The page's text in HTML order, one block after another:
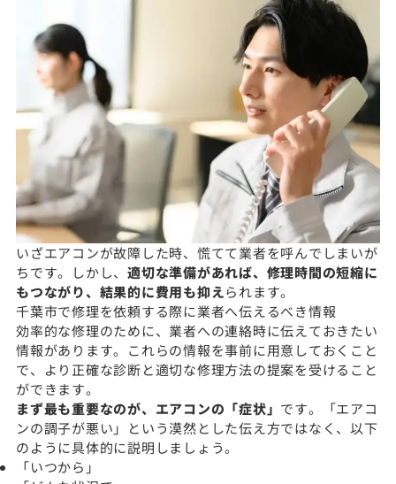
いざエアコンが故障した時、慌てて業者を呼んでしまいが
ちです。しかし、 適切な準備があれば、修理時間の短縮に
もつながり、結果的に費用も抑えられます。
千葉市で修理を依頼する際に業者へ伝えるべき情報
効率的な修理のために、業者への連絡時に伝えておきたい
情報があります。これらの情報を事前に用意しておくこと
で、より正確な診断と適切な修理方法の提案を受けること
ができます。
まず最も重要なのが、エアコンの「症状」 です。「エアコ
ンの調子が悪い」という漠然とした伝え方ではなく、以下
のように具体的に説明しましょう。
「いつから」